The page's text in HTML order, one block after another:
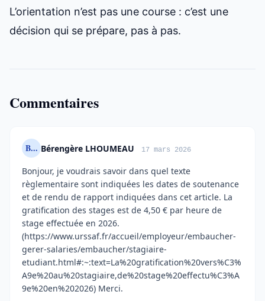
L’orientation n’est pas une course : c’est une
décision qui se prépare, pas à pas.
Commentaires
B... Bérengère LHOUMEAU 17 mars 2026
Bonjour, je voudrais savoir dans quel texte
règlementaire sont indiquées les dates de soutenance
et de rendu de rapport indiquées dans cet article. La
gratification des stages est de 4,50 € par heure de
stage effectuée en 2026.
(https://www.urssaf.fr/accueil/employeur/embaucher-
gerer-salaries/embaucher/stagiaire-
etudiant.html#:~:text=La%20gratification%20vers%C3%
A9e%20au%20stagiaire,de%20stage%20effectu%C3%A
9e%20en%202026) Merci.